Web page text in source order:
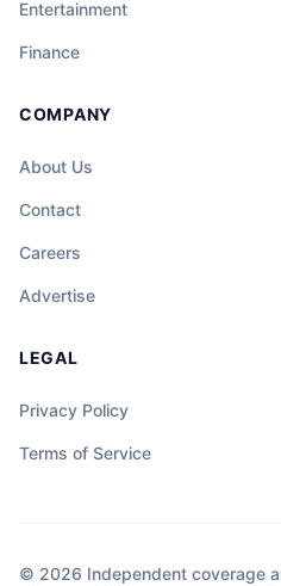
mga ordinaryong araw
sentro ng hindi
magdala ng liwanag
Entertainment
Finance
COMPANY
About Us
Contact
Careers
Advertise
LEGAL
Privacy Policy
Terms of Service
© 2026 Independent coverage